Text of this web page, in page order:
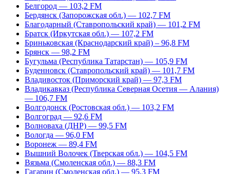
Белгород — 103,2 FM
Бердянск (Запорожская обл.) — 102,7 FM
Благодарный (Ставропольский край) — 101,2 FM
Братск (Иркутская обл.) — 107,2 FM
Бриньковская (Краснодарский край) – 96,8 FM
Брянск — 98,2 FM
Бугульма (Республика Татарстан) — 105,9 FM
Буденновск (Ставропольский край) — 101,7 FM
Владивосток (Приморский край) — 97,3 FM
Владикавказ (Республика Северная Осетия — Алания)
— 106,7 FM
Волгодонск (Ростовская обл.) — 103,2 FM
Волгоград — 92,6 FM
Волноваха (ДНР) — 99,5 FM
Вологда — 96,0 FM
Воронеж — 89,4 FM
Вышний Волочек (Тверская обл.) — 104,5 FM
Вязьма (Смоленская обл.) — 88,3 FM
Гагарин (Смоленская обл.) — 95,3 FM